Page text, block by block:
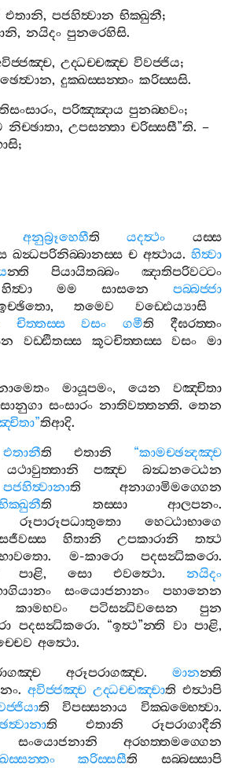
එතානි,පජහිත්‍වාන භික‍්ඛුනී;
,නයිදං පුනරෙහිසි.
,උද‍්ධච‍්චඤ‍්ච විවජ‍්ජිය;
ඡෙත්‍වාන,දුක‍්ඛස‍්සන‍්තං කරිස‍්සසි.
,පරිඤ‍්ඤාය පුනබ‍්භවං;
නිච‍්ඡාතා,උපසන‍්තා චරිස‍්සසී”ති. –
;
අනුබ්‍රූහෙහීති යදත්‍ථං
යස‍්ස
ඛන්‍ධපරිනිබ‍්බානස‍්ස ච අත්‍ථාය. හිත්‍වා
න‍්ති පියායිතබ‍්බං
ඤාතිපරිවට‍්ටං
හිත්‍වා මම සාසනෙ
පබ‍්බජ‍්ජා
, තමෙව
වඩ‍්ඪෙය්‍යාසි
චිත‍්තස‍්ස වසං ගමීති
දීඝරත‍්තං
වඩ‍්ඪිතස‍්ස කූටචිත‍්තස‍්ස වසං
මා
මායූපමං, යෙන
වඤ‍්චිතා
සංසාරං නාතිවත‍්තන‍්ති. තෙන
”තිආදි.
එතානීති එතානි “කාමච‍්ඡන්‍දඤ‍්ච
යථාවුත‍්තානි පඤ‍්ච
බන්‍ධනට‍්ඨෙන
පජහිත්‍වානාති
අනාගාමිමග‍්ගෙන
ති තස‍්සා ආලපනං.
රූපාරූපධාතුතො
හෙට‍්ඨාභාගෙ
හිතානි උපකාරානි
තත්‍ථ
. ම-කාරො පදසන්‍ධිකරො.
පාළි, සො එවත්‍ථො. නයිදං
සංයොජනානං
පහානෙන
කාමභවං පටිසන්‍ධිවසෙන
පුන
පදසන්‍ධිකරො. “ඉත්‍ථ”න‍්ති වා පාළි,
අත්‍ථො.
අරූපරාගඤ‍්ච. මානන‍්ති
. අවිජ‍්ජඤ‍්ච උද‍්ධච‍්චඤ‍්චාති එත්‍ථාපි
ති විපස‍්සනාය වික‍්ඛම‍්භෙත්‍වා.
ති එතානි
රූපරාගාදීනි
සංයොජනානි
අරහත‍්තමග‍්ගෙන
කරිස‍්සසීති
සබ‍්බස‍්සාපි